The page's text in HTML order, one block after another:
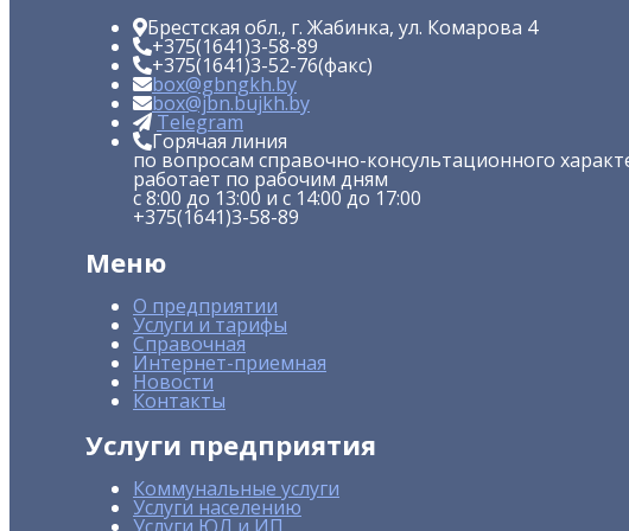
Брестская обл., г. Жабинка, ул. Комарова 4
+375(1641)3-58-89
+375(1641)3-52-76(факс)
box@gbngkh.by
box@jbn.bujkh.by
Telegram
Горячая линия
по вопросам справочно-консультационного
работает по рабочим дням
с 8:00 до 13:00 и с 14:00 до 17:00
+375(1641)3-58-89
Меню
О предприятии
Услуги и тарифы
Справочная
Интернет-приемная
Новости
Контакты
Услуги предприятия
Коммунальные услуги
Услуги населению